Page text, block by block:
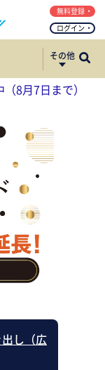
ログイン
無料登録
ート
その他
8月7日まで）
し（広